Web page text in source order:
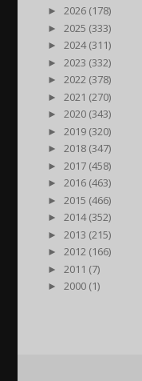
►
2026 (178)
►
2025 (333)
►
2024 (311)
►
2023 (332)
►
2022 (378)
►
2021 (270)
►
2020 (343)
►
2019 (320)
►
2018 (347)
►
2017 (458)
►
2016 (463)
►
2015 (466)
►
2014 (352)
►
2013 (215)
►
2012 (166)
►
2011 (7)
►
2000 (1)